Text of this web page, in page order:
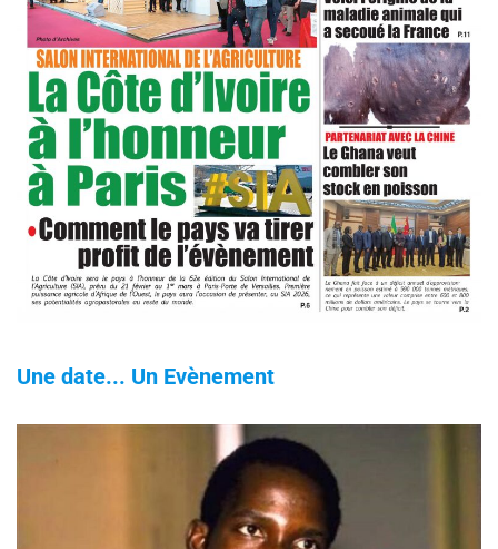
Une date... Un Evènement